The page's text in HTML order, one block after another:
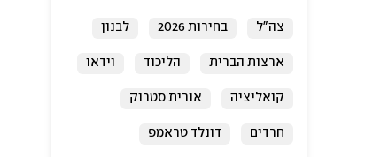
צה"ל בחירות 2026 לבנון
ארצות הברית הליכוד וידאו
קואליציה אורית סטרוק
חרדים דונלד טראמפ